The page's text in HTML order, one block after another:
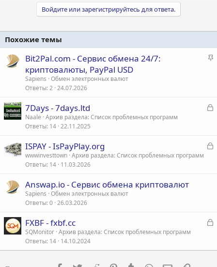
Войдите или зарегистрируйтесь для ответа.
Похожие темы
З
п
о
Bit2Pal.com - Сервис обмена 24/7:
криптовалюты, PayPal USD
Sapiens Обмен электронных валют
Ответы 2 24.07.2026
З
7Days - 7days.ltd
Naale Архив раздела: Список проблемных программ
Ответы 14 22.11.2025
З
ISPAY - IsPayPlay.org
wwwinvesttown Архив раздела: Список проблемных программ
Ответы 14 11.03.2026
Answap.io - Сервис обмена криптовалют
Sapiens Обмен электронных валют
Ответы 0 26.03.2026
З
р
FXBF - fxbf.cc
SQMonitor Архив раздела: Список проблемных программ
Ответы 14 14.10.2024